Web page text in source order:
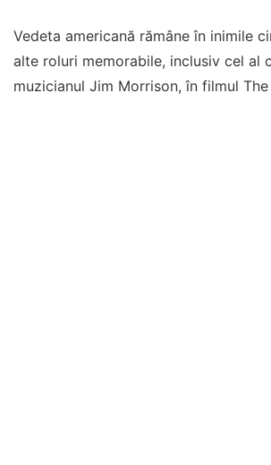
Vedeta americană rămâne în inimile
alte roluri memorabile, inclusiv cel al
muzicianul Jim Morrison, în filmul The